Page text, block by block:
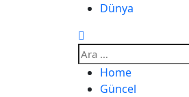
Dünya
Home
Güncel